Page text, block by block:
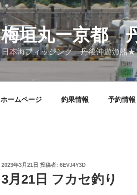
梅垣丸ー京都
日本海フィッシング 丹後沖遊漁船★
ホームページ 釣果情報 予約情報
投
日:
2023年3月21日 投稿者: 6EVJ4Y3D
3月21日 フカセ釣り